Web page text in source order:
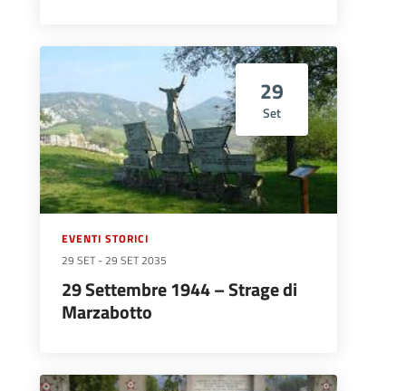
29
Set
EVENTI STORICI
29 SET -29 SET 2035
29 Settembre 1944 – Strage di
Marzabotto